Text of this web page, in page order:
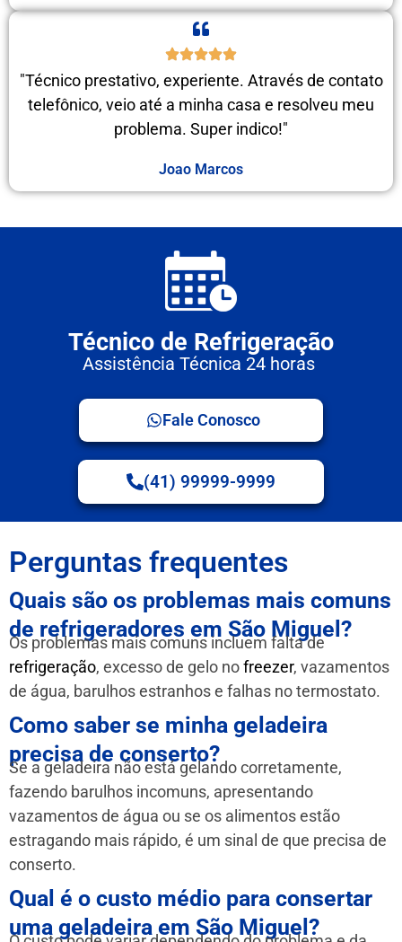
"Técnico prestativo, experiente. Através de contato
telefônico, veio até a minha casa e resolveu meu
problema. Super indico!"
Joao Marcos
Técnico de Refrigeração
Assistência Técnica 24 horas
Fale Conosco
(41) 99999-9999
Perguntas frequentes
Quais são os problemas mais comuns
de refrigeradores em São Miguel?
Os problemas mais comuns incluem falta de
refrigeração, excesso de gelo nofreezer, vazamentos
de água, barulhos estranhos e falhas no termostato.
Como saber se minha geladeira
precisa de conserto?
Se a geladeira não está gelando corretamente,
fazendo barulhos incomuns, apresentando
vazamentos de água ou se os alimentos estão
estragando mais rápido, é um sinal de que precisa de
conserto.
Qual é o custo médio para consertar
uma geladeira em São Miguel?